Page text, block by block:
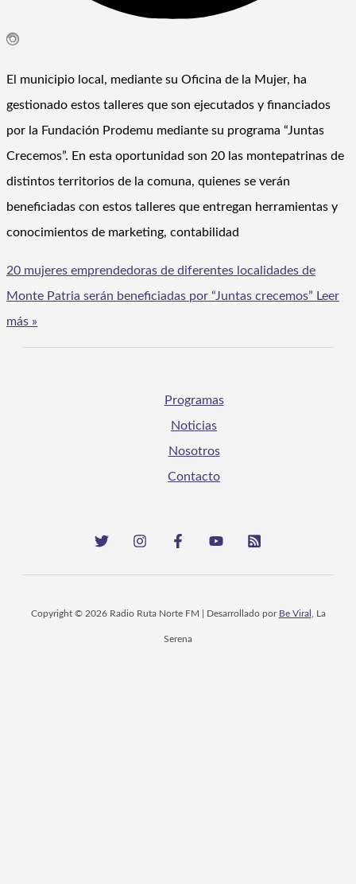
El municipio local, mediante su Oficina de la Mujer, ha
gestionado estos talleres que son ejecutados y financiados
por la Fundación Prodemu mediante su programa “Juntas
Crecemos”. En esta oportunidad son 20 las montepatrinas de
distintos territorios de la comuna, quienes se verán
beneficiadas con estos talleres que entregan herramientas y
conocimientos de marketing, contabilidad
20 mujeres emprendedoras de diferentes localidades de
Monte Patria serán beneficiadas por “Juntas crecemos” Leer
más »
Programas
Noticias
Nosotros
Contacto
Copyright © 2026 Radio Ruta Norte FM | Desarrollado por Be Viral , La
Serena